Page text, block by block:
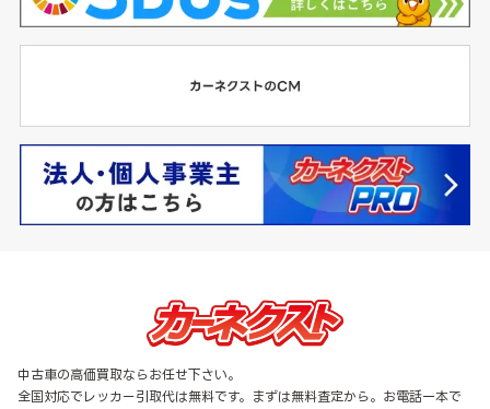
中古車の高価買取ならお任せ下さい。
全国対応でレッカー引取代は無料です。まずは無料査定から。お電話一本で